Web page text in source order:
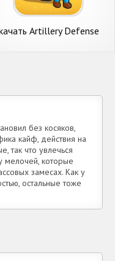
Artillery Defense
без косяков,
кайф, действия на
так что увлечься
мелочей, которые
замесах. Как у
остальные тоже